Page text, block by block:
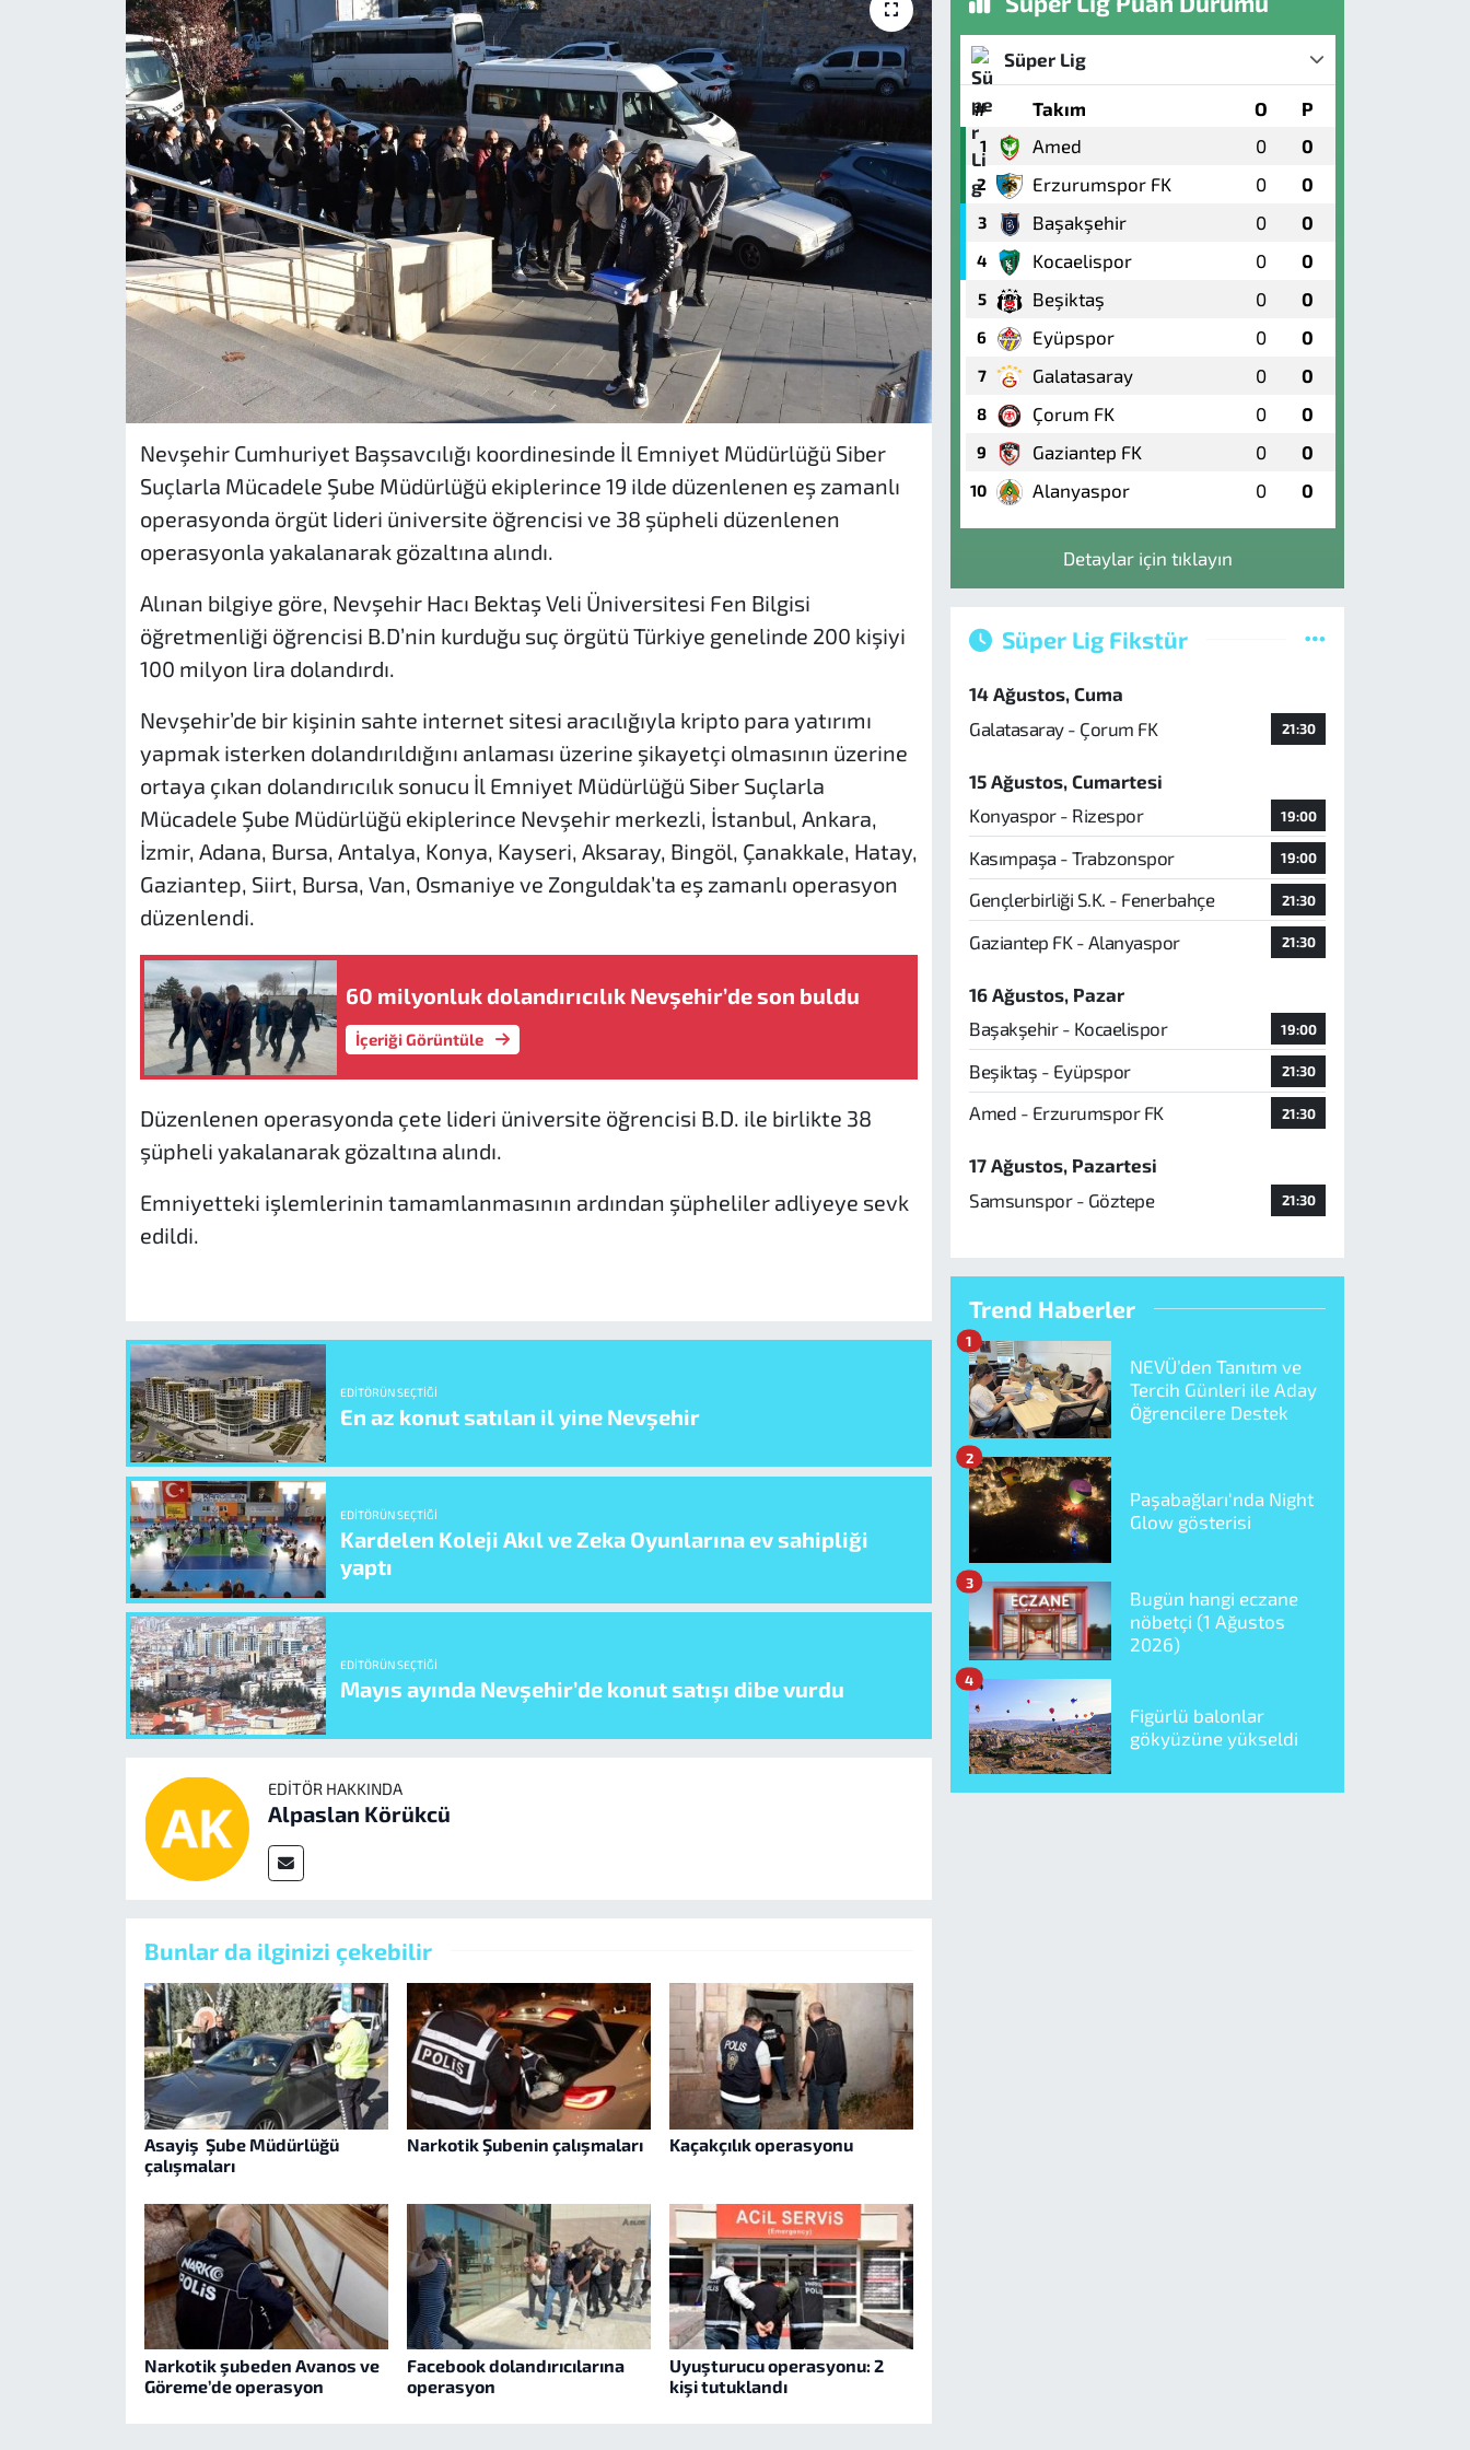
Nevşehir Cumhuriyet Başsavcılığı koordinesinde İl Emniyet Müdürlüğü Siber
Suçlarla Mücadele Şube Müdürlüğü ekiplerince 19 ilde düzenlenen eş zamanlı
operasyonda örgüt lideri üniversite öğrencisi ve 38 şüpheli düzenlenen
operasyonla yakalanarak gözaltına alındı.
Alınan bilgiye göre, Nevşehir Hacı Bektaş Veli Üniversitesi Fen Bilgisi
öğretmenliği öğrencisi B.D’nin kurduğu suç örgütü Türkiye genelinde 200 kişiyi
100 milyon lira dolandırdı.
Nevşehir’de bir kişinin sahte internet sitesi aracılığıyla kripto para yatırımı
yapmak isterken dolandırıldığını anlaması üzerine şikayetçi olmasının üzerine
ortaya çıkan dolandırıcılık sonucu İl Emniyet Müdürlüğü Siber Suçlarla
Mücadele Şube Müdürlüğü ekiplerince Nevşehir merkezli, İstanbul, Ankara,
İzmir, Adana, Bursa, Antalya, Konya, Kayseri, Aksaray, Bingöl, Çanakkale, Hatay,
Gaziantep, Siirt, Bursa, Van, Osmaniye ve Zonguldak’ta eş zamanlı operasyon
düzenlendi.
60 milyonluk dolandırıcılık Nevşehir’de son buldu
İçeriği Görüntüle
Düzenlenen operasyonda çete lideri üniversite öğrencisi B.D. ile birlikte 38
şüpheli yakalanarak gözaltına alındı.
Emniyetteki işlemlerinin tamamlanmasının ardından şüpheliler adliyeye sevk
edildi.
EDITÖRÜN SEÇTIĞI
En az konut satılan il yine Nevşehir
EDITÖRÜN SEÇTIĞI
Kardelen Koleji Akıl ve Zeka Oyunlarına ev sahipliği
yaptı
EDITÖRÜN SEÇTIĞI
Mayıs ayında Nevşehir’de konut satışı dibe vurdu
EDITÖR HAKKINDA
Alpaslan Körükcü
Bunlar da ilginizi çekebilir
Asayiş Şube Müdürlüğü
çalışmaları
Narkotik Şubenin çalışmaları Kaçakçılık operasyonu
Narkotik şubeden Avanos ve
Göreme’de operasyon
Facebook dolandırıcılarına
operasyon
Uyuşturucu operasyonu: 2
kişi tutuklandı
Süper Lig
# Takım O P
1 Amed 0 0
2 Erzurumspor FK 0 0
3 Başakşehir 0 0
4 Kocaelispor 0 0
5 Beşiktaş 0 0
6 Eyüpspor 0 0
7 Galatasaray 0 0
8 Çorum FK 0 0
9 Gaziantep FK 0 0
10 Alanyaspor 0 0
Detaylar için tıklayın
Süper Lig Fikstür
14 Ağustos, Cuma
Galatasaray - Çorum FK
21:30
15 Ağustos, Cumartesi
Konyaspor - Rizespor
19:00
Kasımpaşa - Trabzonspor 19:00
Gençlerbirliği S.K. - Fenerbahçe 21:30
Gaziantep FK - Alanyaspor 21:30
16 Ağustos, Pazar
Başakşehir - Kocaelispor
19:00
Beşiktaş - Eyüpspor 21:30
Amed - Erzurumspor FK 21:30
17 Ağustos, Pazartesi
Samsunspor - Göztepe
21:30
Trend Haberler
NEVÜ’den Tanıtım ve
Tercih Günleri ile Aday
Öğrencilere Destek
1
Paşabağları'nda Night
Glow gösterisi
2
Bugün hangi eczane
nöbetçi (1 Ağustos
2026)
3
Figürlü balonlar
gökyüzüne yükseldi
4